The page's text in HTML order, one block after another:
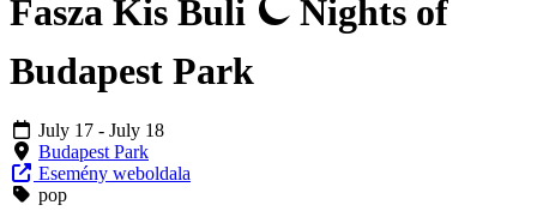
Fasza Kis Buli ⏾ Nights of
Budapest Park
July 17 - July 18
Budapest Park
Esemény weboldala
pop